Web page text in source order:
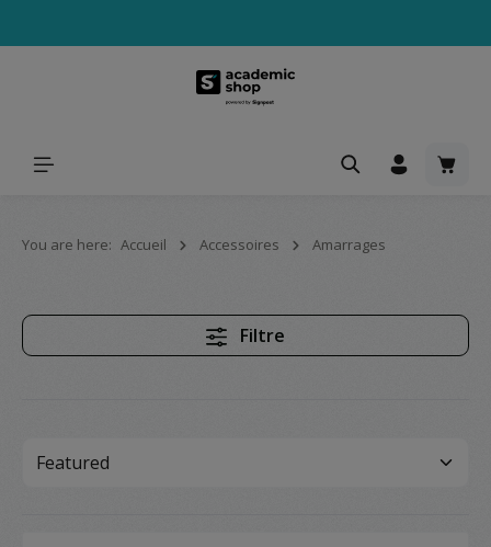
Le
You are here: Accueil Accessoires Amarrages
Filtre